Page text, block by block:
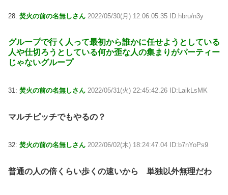
28: 焚火の前の名無しさん 2022/05/30(月) 12:06:05.35 ID:hbru/n3y
グループで行く人って最初から誰かに任せようとしている
人や仕切ろうとしている何か歪な人の集まりがパーティー
じゃないグループ
31: 焚火の前の名無しさん 2022/05/31(火) 22:45:42.26 ID:LaikLsMK
マルチピッチでもやるの？
32: 焚火の前の名無しさん 2022/06/02(木) 18:24:47.04 ID:b7nYoPs9
普通の人の倍くらい歩くの速いから 単独以外無理だわ